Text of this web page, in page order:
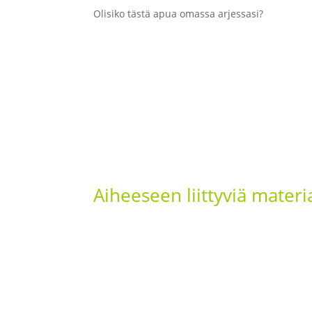
Olisiko tästä apua omassa arjessasi?
Aiheeseen liittyviä